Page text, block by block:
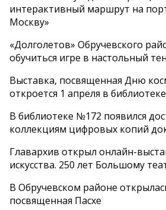
интерактивный маршрут на
Москву»
«Долголетов» Обручевского
обучиться игре в настольный
Выставка, посвященная Дню
откроется 1 апреля в
В библиотеке №172 появился
коллекциям цифровых копий
Главархив открыл онлайн-
искусства. 250 лет Большому
В Обручевском районе
посвященная Пасхе